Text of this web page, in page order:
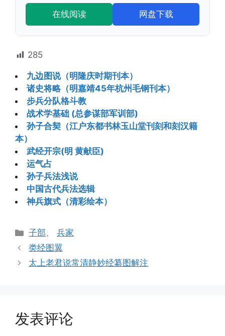
在线阅读 网盘下载
285
九边图说（明隆庆时期刊本）
诸史将略（明嘉靖45年杭州毛钢刊本）
步兵分队格斗教
战术学基础 (总参谋部军训部)
孙子合契（江户东都书林玉山堂刊刻和刻汉籍
本）
武经开宗(明 黄献臣)
运气占
孙子兵法浅说
中国古代兵法选辑
神兵旗式（清彩绘本）
分
类
子部、兵家
类经图翼
太上老君说常清静妙经纂图解注
发表评论